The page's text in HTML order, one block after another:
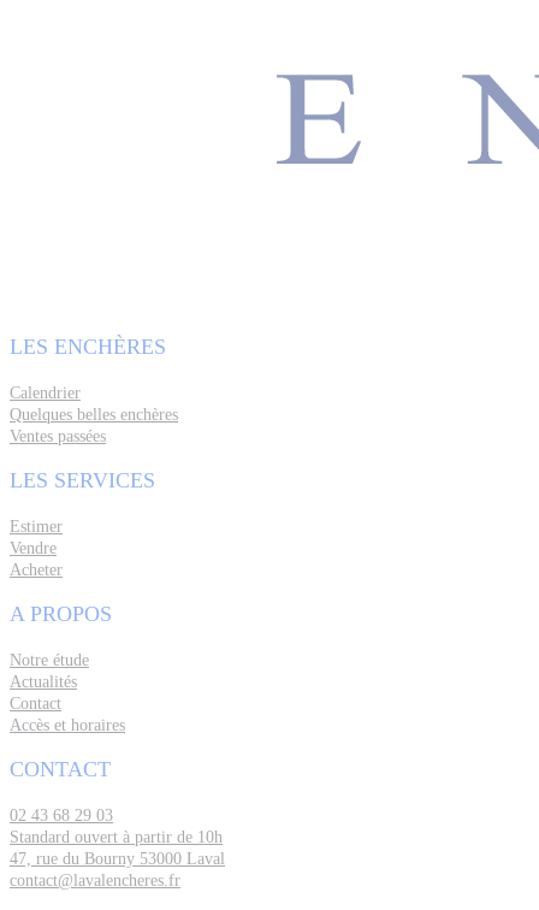
LES ENCHÈRES
Calendrier
Quelques belles enchères
Ventes passées
LES SERVICES
Estimer
Vendre
Acheter
A PROPOS
Notre étude
Actualités
Contact
Accès et horaires
CONTACT
02 43 68 29 03
Standard ouvert à partir de 10h
47, rue du Bourny 53000 Laval
contact@lavalencheres.fr